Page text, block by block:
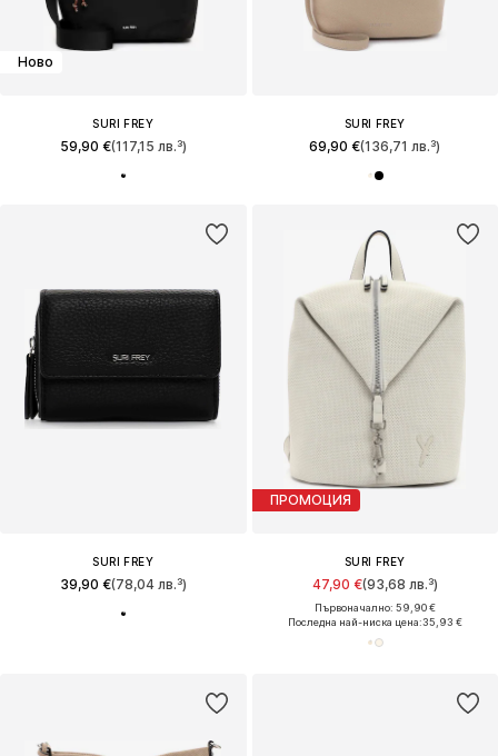
Ново
SURI FREY
59,90 €(117,15 лв.³)
SURI FREY
69,90 €(136,71 лв.³)
SURI FREY
39,90 €(78,04 лв.³)
ПРОМОЦИЯ
SURI FREY
47,90 €(93,68 лв.³)
Първоначално: 59,90 €
Последна най-ниска цена:35,93 €